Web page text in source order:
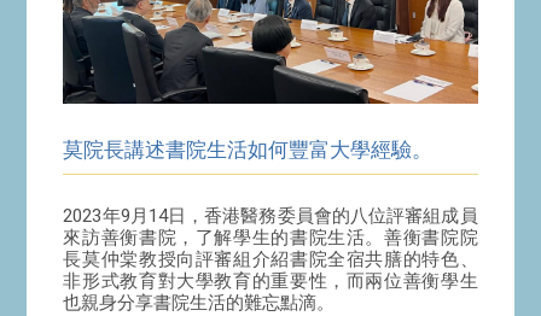
莫院長講述書院生活如何豐富大學經驗。
2023年9月14日，香港醫務委員會的八位評審組成員
來訪善衡書院，了解學生的書院生活。善衡書院院
長莫仲棠教授向評審組介紹書院全宿共膳的特色、
非形式教育對大學教育的重要性，而兩位善衡學生
也親身分享書院生活的難忘點滴。